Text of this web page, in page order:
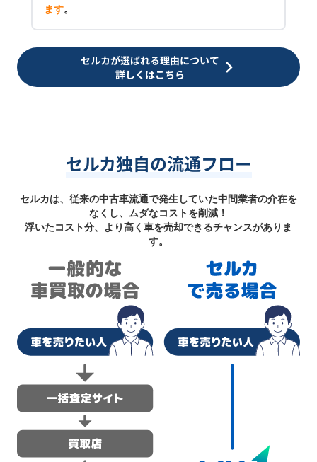
ます。
セルカが選ばれる理由について
詳しくはこちら
セルカ独自の流通フロー
セルカは、従来の中古車流通で発生していた中間業者の介在を
なくし、ムダなコストを削減！
浮いたコスト分、より高く車を売却できるチャンスがありま
す。